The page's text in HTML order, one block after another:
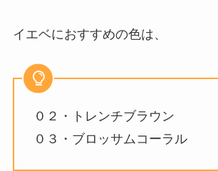
イエベにおすすめの色は、
０２・トレンチブラウン
０３・ブロッサムコーラル